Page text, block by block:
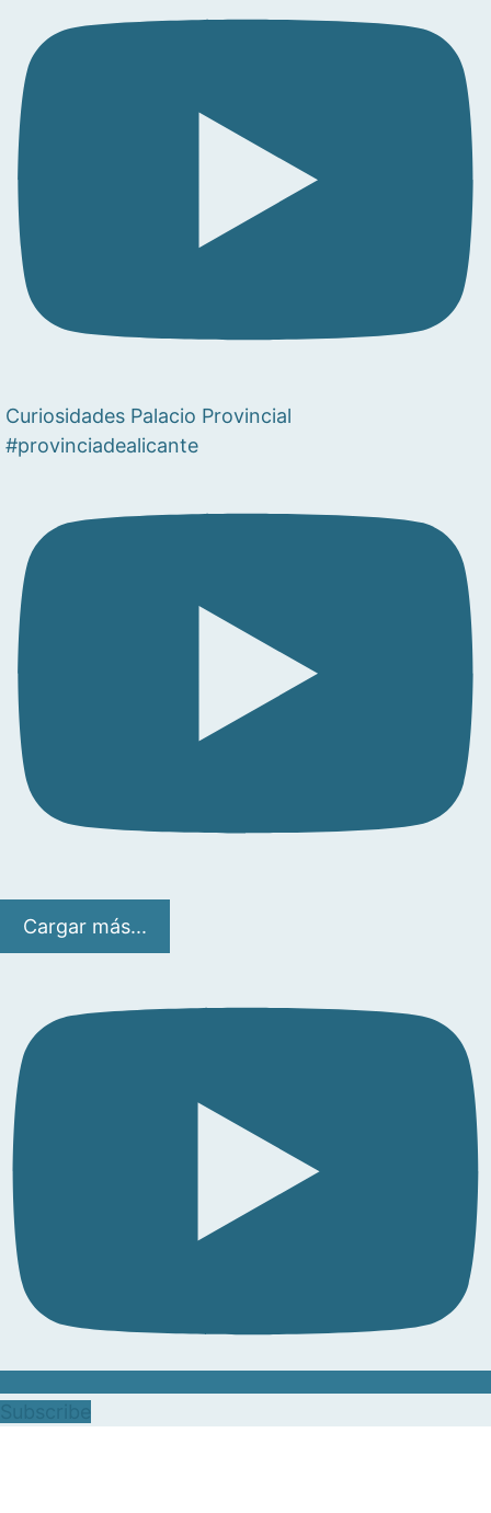
Curiosidades Palacio Provincial
#provinciadealicante
Cargar más...